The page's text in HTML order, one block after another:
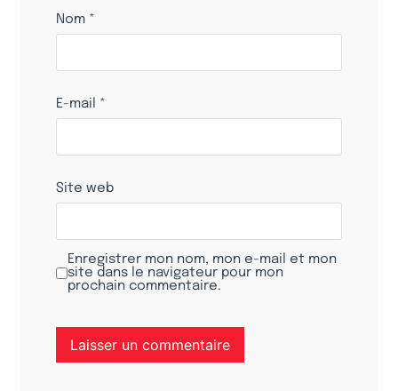
Nom *
E-mail *
Site web
Enregistrer mon nom, mon e-mail et mon
site dans le navigateur pour mon
prochain commentaire.